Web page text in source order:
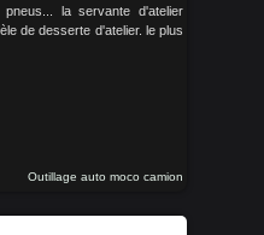
la servante d'atelier
de desserte d'atelier. le plus
Outillage auto moco camion